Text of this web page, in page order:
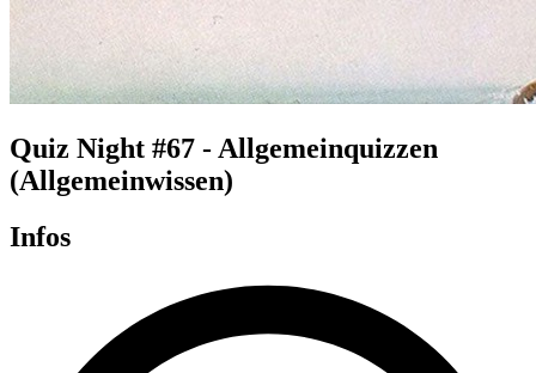
Quiz Night #67 - Allgemeinquizzen
(Allgemeinwissen)
Infos